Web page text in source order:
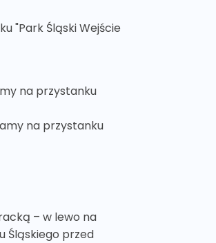
"Park Śląski Wejście
na przystanku
na przystanku
– w lewo na
Śląskiego przed